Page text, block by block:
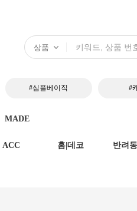
#심플베이직 #
MADE
ACC 홈|데코 반려